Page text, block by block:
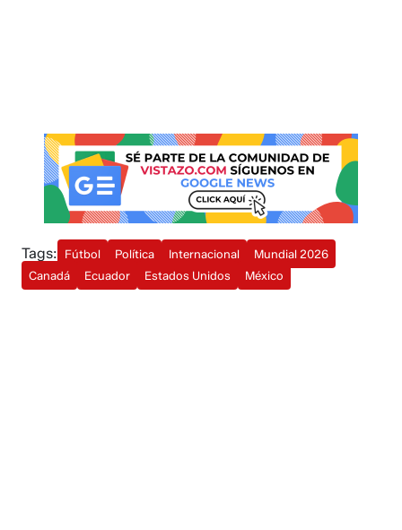
Tags: Fútbol Política Internacional
Mundial 2026
Canadá
Ecuador Estados Unidos México